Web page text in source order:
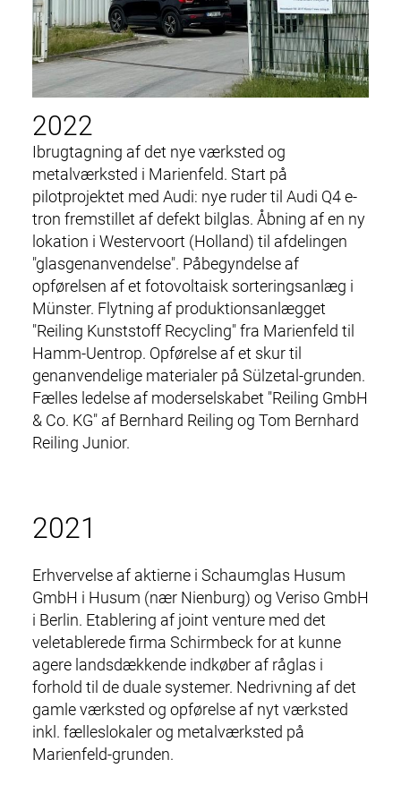
2022
Ibrugtagning af det nye værksted og
metalværksted i Marienfeld. Start på
pilotprojektet med Audi: nye ruder til Audi Q4 e-
tron fremstillet af defekt bilglas. Åbning af en ny
lokation i Westervoort (Holland) til afdelingen
"glasgenanvendelse". Påbegyndelse af
opførelsen af et fotovoltaisk sorteringsanlæg i
Münster. Flytning af produktionsanlægget
"Reiling Kunststoff Recycling" fra Marienfeld til
Hamm-Uentrop. Opførelse af et skur til
genanvendelige materialer på Sülzetal-grunden.
Fælles ledelse af moderselskabet "Reiling GmbH
& Co. KG" af Bernhard Reiling og Tom Bernhard
Reiling Junior.
2021
Erhvervelse af aktierne i Schaumglas Husum
GmbH i Husum (nær Nienburg) og Veriso GmbH
i Berlin. Etablering af joint venture med det
veletablerede firma Schirmbeck for at kunne
agere landsdækkende indkøber af råglas i
forhold til de duale systemer. Nedrivning af det
gamle værksted og opførelse af nyt værksted
inkl. fælleslokalerog metalværksted på
Marienfeld-grunden.